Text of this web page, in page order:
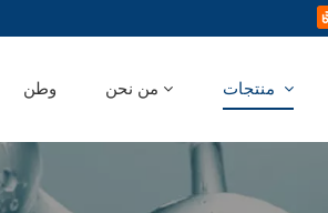
وطن من نحن